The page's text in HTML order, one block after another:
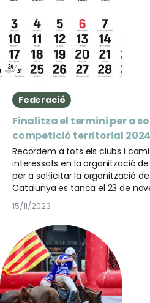
Federació
Finalitza el termini per a
competició territorial 2024
Recordem a tots els clubs i
interessats en la organització
per a sol·licitar la organització
Catalunya es tanca el 23 de
15/11/2023